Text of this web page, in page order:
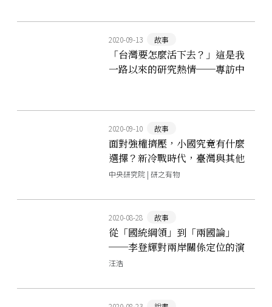
2020-09-13 故事
「台灣要怎麼活下去？」這是我
一路以來的研究熱情──專訪中
2020-09-10 故事
面對強權擠壓，小國究竟有什麼
選擇？新冷戰時代，臺灣與其他
中小國家的共同難題
中央研究院 | 研之有物
2020-08-28 故事
從「國統綱領」到「兩國論」
──李登輝對兩岸關係定位的演
進
汪浩